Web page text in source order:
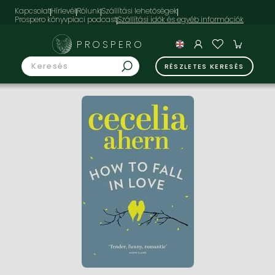
KapcsolatHírlevélRólunkSzállítási lehetőségek
Prospero könyvpiaci podcast
PROSPERO
RÉSZLETES KERESÉS